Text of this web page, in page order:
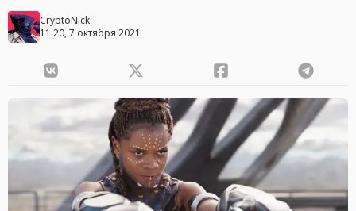
CryptoNick
11:20, 7 октября 2021